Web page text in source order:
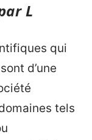
L
qui
d’une
tels